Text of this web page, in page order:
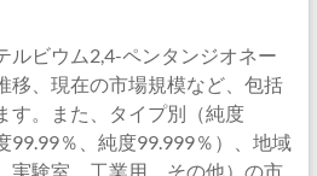
ルビウム2,4-ペンタンジオネー
移、現在の市場規模など、包括
す。また、タイプ別（純度
99.99％、純度99.999％）、地域
実験室、工業用、その他）の市